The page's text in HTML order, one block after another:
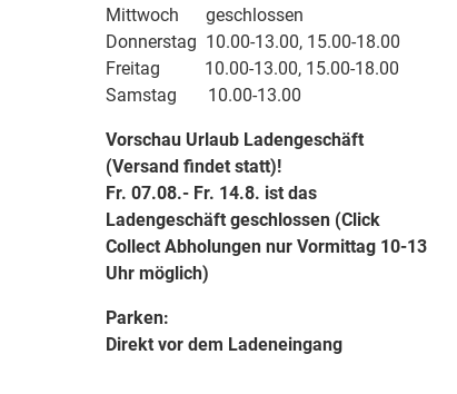
Mittwoch geschlossen
Donnerstag 10.00-13.00, 15.00-18.00
Freitag 10.00-13.00, 15.00-18.00
Samstag 10.00-13.00
Vorschau Urlaub Ladengeschäft
(Versand findet statt)!
Fr. 07.08.- Fr. 14.8. ist das
Ladengeschäft geschlossen (Click
Collect Abholungen nur Vormittag 10-13
Uhr möglich)
Parken:
Direkt vor dem Ladeneingang